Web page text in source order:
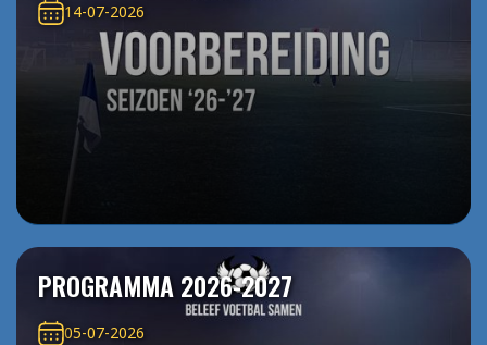
14-07-2026
PROGRAMMA 2026-2027
05-07-2026